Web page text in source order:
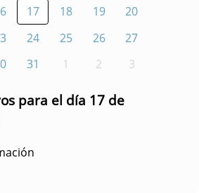
17 18 19
20
24 25 26
27
31 1 2 3
para el día 17 de